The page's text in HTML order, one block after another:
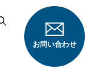
お問い合わせ